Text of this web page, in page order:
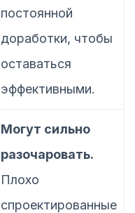
постоянной
доработки, чтобы
оставаться
эффективными.
Могут сильно
разочаровать.
Плохо
спроектированные